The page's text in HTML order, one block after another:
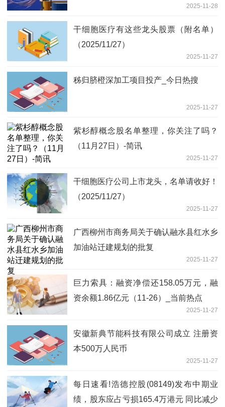
2025-11-28
干细胞医疗有这些龙头股票（附名单）
（2025/11/27）
2025-11-27
秭归脐橙深加工项目投产_今日热搜
2025-11-27
紫杉醇概念股名单整理，你关注了吗？
（11月27日）-简讯
2025-11-27
干细胞医疗公司上市龙头，名单请收好！
（2025/11/27）
2025-11-27
广西柳州市商务局关于确认融水县红水乡
加油站迁建规划的批复
2025-11-27
巨力索具：融资净偿还158.05万元，融
资余额1.86亿元（11-26）_当前热点
2025-11-27
安徽新典节能科技有限公司成立 注册资
本500万人民币
2025-11-27
每日速看!浩德控股(08149)发布中期业
绩，股东应占亏损165.4万港元 同比减少